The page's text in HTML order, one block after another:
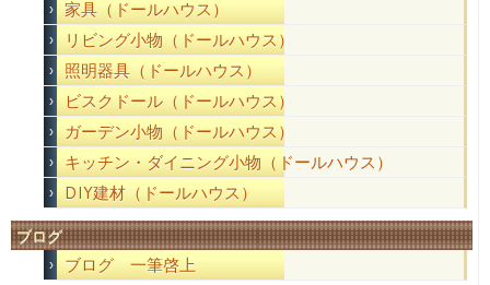
家具（ドールハウス）
リビング小物（ドールハウス）
照明器具（ドールハウス）
ビスクドール（ドールハウス）
ガーデン小物（ドールハウス）
キッチン・ダイニング小物（ドールハウス）
DIY建材（ドールハウス）
ブログ
ブログ 一筆啓上